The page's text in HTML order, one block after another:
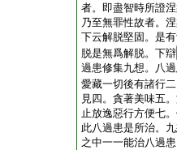
者。即盡智時所證
乃至無罪性故者。
下云解脱堅固。是
脱是無爲解脱。下辯
過患修集九想。八
愛藏一切後有諸行
見四。貪著美味五
止放逸惡行方便七
此八過患是所治。
之中一一能治八過